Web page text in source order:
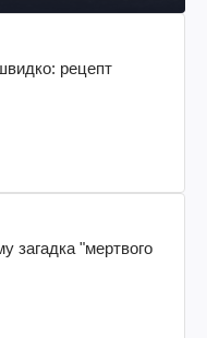
рецепт
загадка "мертвого